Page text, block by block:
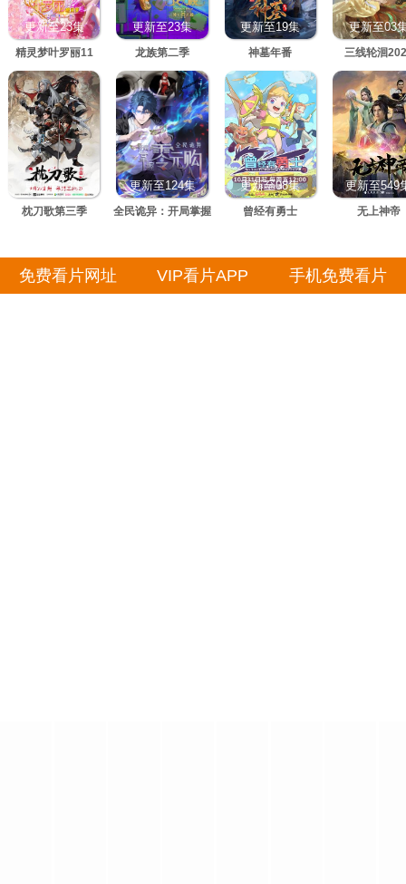
更新至23集
精灵梦叶罗丽11
更新至23集
龙族第二季
更新至19集
神墓年番
更新至03
三线轮洄
更新至13集
枕刀歌第三季
更新至124集
全民诡异：开局掌握
更新至08集
曾经有勇士
更新至549
无上神帝
免费看片网址 VIP看片APP 手机免费看片